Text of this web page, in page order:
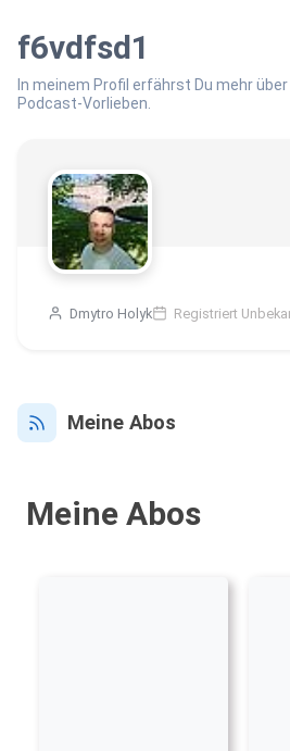
f6vdfsd1
In meinem Profil erfährst Du mehr
Podcast-Vorlieben.
Dmytro Holyk Registriert
Meine Abos
Meine Abos